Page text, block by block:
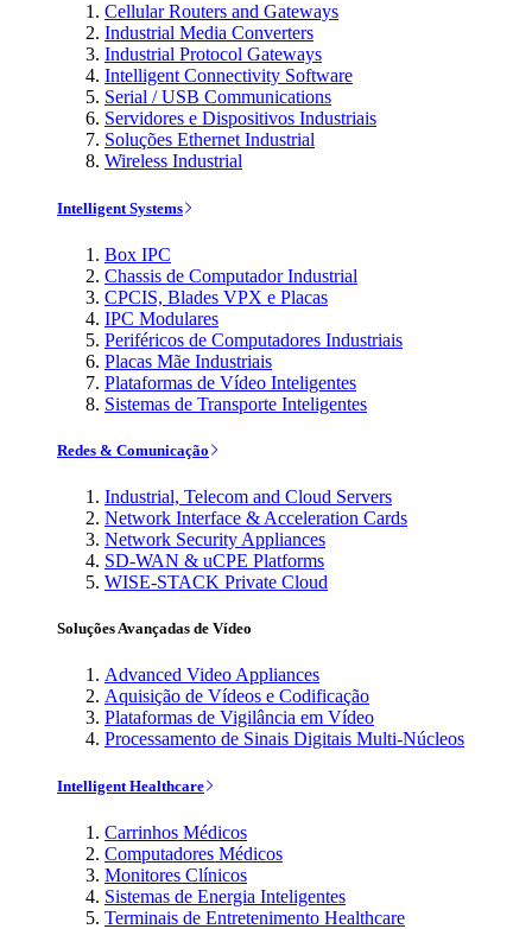
Cellular Routers and Gateways
Industrial Media Converters
Industrial Protocol Gateways
Intelligent Connectivity Software
Serial / USB Communications
Servidores e Dispositivos Industriais
Soluções Ethernet Industrial
Wireless Industrial
Intelligent Systems
Box IPC
Chassis de Computador Industrial
CPCIS, Blades VPX e Placas
IPC Modulares
Periféricos de Computadores Industriais
Placas Mãe Industriais
Plataformas de Vídeo Inteligentes
Sistemas de Transporte Inteligentes
Redes & Comunicação
Industrial, Telecom and Cloud Servers
Network Interface & Acceleration Cards
Network Security Appliances
SD-WAN & uCPE Platforms
WISE-STACK Private Cloud
Soluções Avançadas de Vídeo
Advanced Video Appliances
Aquisição de Vídeos e Codificação
Plataformas de Vigilância em Vídeo
Processamento de Sinais Digitais Multi-Núcleos
Intelligent Healthcare
Carrinhos Médicos
Computadores Médicos
Monitores Clínicos
Sistemas de Energia Inteligentes
Terminais de Entretenimento Healthcare